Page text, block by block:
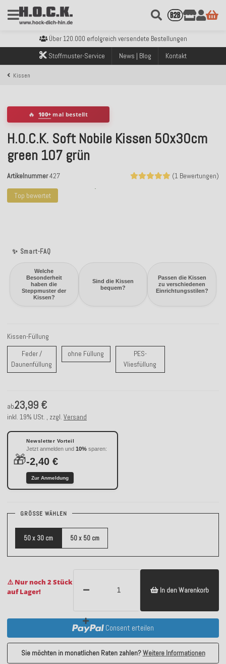
Kostenloser Versand innerhalb Deutschlands ab 99€ Bestellwert
Sicher bezahlen mit Klarna, PayPal & Amazon Pay
Kostenloser Versand innerhalb Deutschlands ab 99€ Bestellwert
Über 120.000 erfolgreich versendete Bestellungen
Sicher bezahlen mit Klarna, PayPal & Amazon Pay
Kostenloser Versand innerhalb Deutschlands ab 99€ Bestellwert
Stoffmuster-Service News | Blog Kontakt
Kissen
Top bewertet
✨ Smart-FAQ
Welche
Besonderheit
haben die
Steppmuster der
Kissen?
Sind die Kissen
bequem?
Passen die Kissen
zu verschiedenen
Einrichtungsstilen?
🔥 100+ mal bestellt
H.O.C.K. Soft Nobile Kissen 50x30cm
green 107 grün
(1 Bewertungen)
Artikelnummer427
Kissen-Füllung
Feder /
Daunenfüllung Feder / Daunenfüllung
ohne Füllung ohne FüllungPES-
Vliesfüllung
ab23,99 €
inkl. 19% USt. , zzgl. Versand
🎁
Newsletter Vorteil
Jetzt anmelden und 10% sparen:
-2,40 €
Zur Anmeldung
GRÖSSE WÄHLEN
50 x 30 cm 50 x 50 cm
⚠️ Nur noch 2 Stück
auf Lager!
In den Warenkorb
Consent erteilen
Sie möchten in monatlichen Raten zahlen?Weitere Informationen